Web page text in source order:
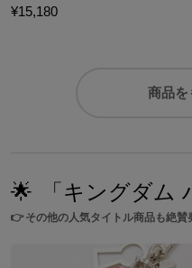
¥15,180
商品を
🌟 「キングダム
👉その他の人気タイトル商品も絶賛